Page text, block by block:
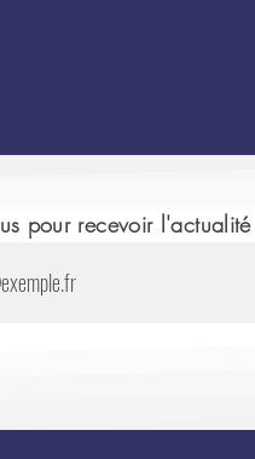
pour recevoir